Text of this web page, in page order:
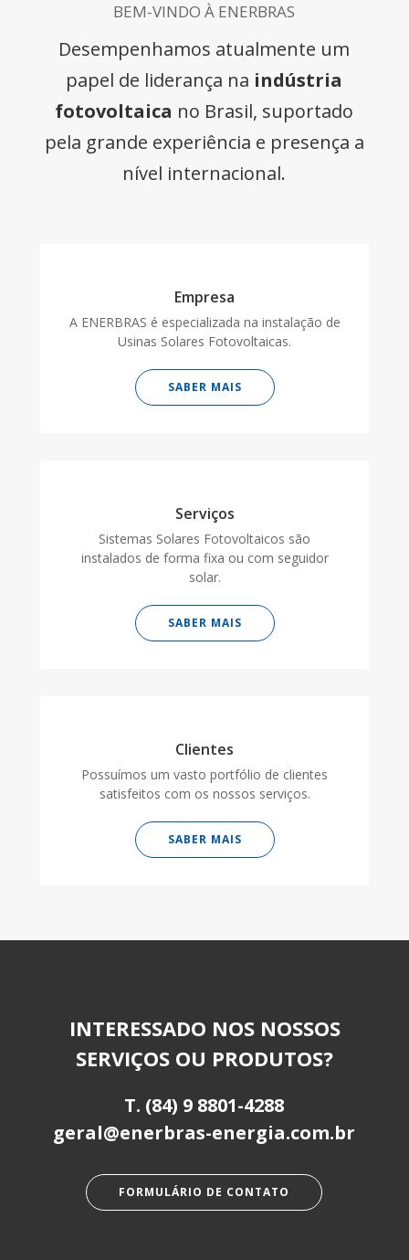
BEM-VINDO À ENERBRAS
Desempenhamos atualmente um
papel de liderança na indústria
fotovoltaica no Brasil, suportado
pela grande experiência e presença a
nível internacional.
Empresa
A ENERBRAS é especializada na instalação de
Usinas Solares Fotovoltaicas.
SABER MAIS
Serviços
Sistemas Solares Fotovoltaicos são
instalados de forma fixa ou com seguidor
solar.
SABER MAIS
Clientes
Possuímos um vasto portfólio de clientes
satisfeitos com os nossos serviços.
SABER MAIS
INTERESSADO NOS NOSSOS
SERVIÇOS OU PRODUTOS?
T. (84) 9 8801-4288
geral@enerbras-energia.com.br
FORMULÁRIO DE CONTATO